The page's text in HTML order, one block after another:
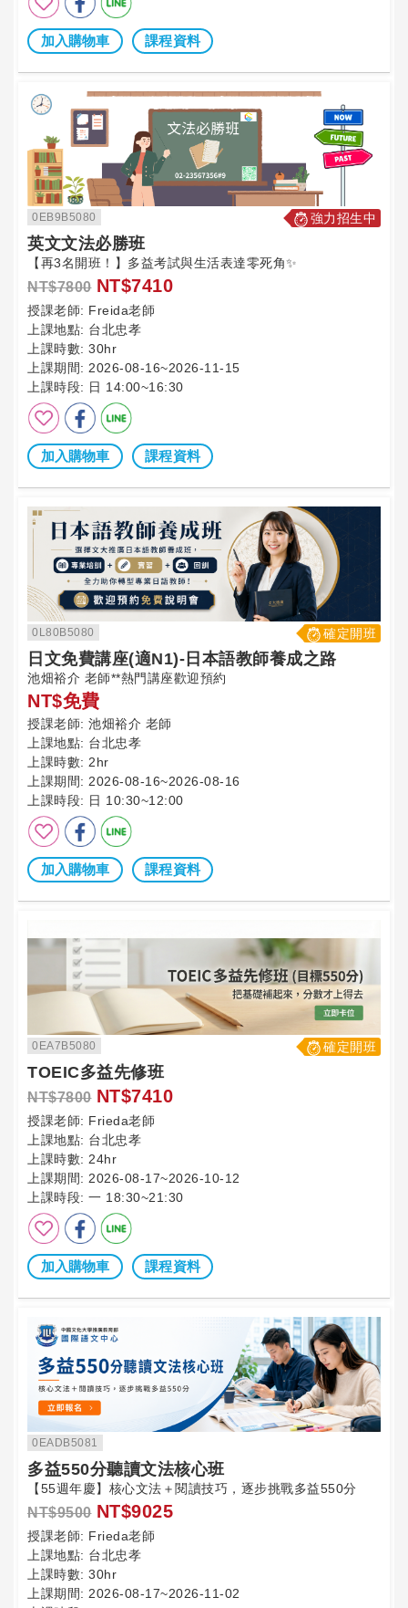
加入購物車 課程資料
0EB9B5080 強力招生中
英文文法必勝班
【再3名開班！】多益考試與生活表達零死角✨
NT$7800 NT$7410
授課老師: Freida老師
上課地點: 台北忠孝
上課時數: 30hr
上課期間: 2026-08-16~2026-11-15
上課時段: 日 14:00~16:30
加入購物車 課程資料
0L80B5080 確定開班
日文免費講座(適N1)-日本語教師養成之路
池畑裕介 老師**熱門講座歡迎預約
NT$免費
授課老師: 池畑裕介 老師
上課地點: 台北忠孝
上課時數: 2hr
上課期間: 2026-08-16~2026-08-16
上課時段: 日 10:30~12:00
加入購物車 課程資料
0EA7B5080 確定開班
TOEIC多益先修班
NT$7800 NT$7410
授課老師: Frieda老師
上課地點: 台北忠孝
上課時數: 24hr
上課期間: 2026-08-17~2026-10-12
上課時段: 一 18:30~21:30
加入購物車 課程資料
0EADB5081
多益550分聽讀文法核心班
【55週年慶】核心文法＋閱讀技巧，逐步挑戰多益550分
NT$9500 NT$9025
授課老師: Frieda老師
上課地點: 台北忠孝
上課時數: 30hr
上課期間: 2026-08-17~2026-11-02